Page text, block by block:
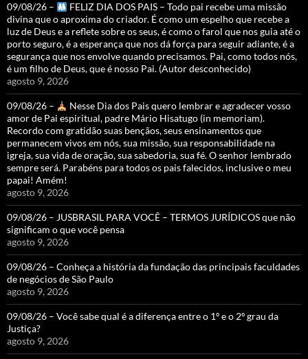
09/08/26 –
FELIZ DIA DOS PAIS – Todo pai recebe uma missão
divina que o aproxima do criador. É como um espelho que recebe a
luz de Deus e a reflete sobre os seus, é como o farol que nos guia até o
porto seguro, é a esperança que nos dá força para seguir adiante, é a
segurança que nos envolve quando precisamos. Pai, como todos nós,
é um filho de Deus, que é nosso Pai. (Autor desconhecido)
agosto 9, 2026
09/08/26 –
Nesse Dia dos Pais quero lembrar e agradecer vosso
amor de Pai espiritual, padre Mário Hisatugo (in memoriam).
Recordo com gratidão suas bençãos, seus ensinamentos que
permanecem vivos em nós, sua missão, sua responsabilidade na
igreja, sua vida de oração, sua sabedoria, sua fé. O senhor lembrado
sempre será. Parabéns para todos os pais falecidos, inclusive o meu
papai! Amém!
agosto 9, 2026
09/08/26 – JUSBRASIL PARA VOCÊ – TERMOS JURÍDICOS que não
significam o que você pensa
agosto 9, 2026
09/08/26 – Conheça a história da fundação das principais faculdades
de negócios de São Paulo
agosto 9, 2026
09/08/26 – Você sabe qual é a diferença entre o 1º e o 2º grau da
Justiça?
agosto 9, 2026